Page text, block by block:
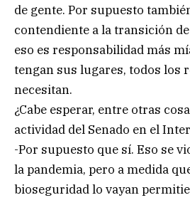
de gente. Por supuesto
contendiente a la transición
eso es responsabilidad más
tengan sus lugares, todos los
necesitan.
¿Cabe esperar, entre otras
actividad del Senado en el
-Por supuesto que sí. Eso se
la pandemia, pero a medida
bioseguridad lo vayan